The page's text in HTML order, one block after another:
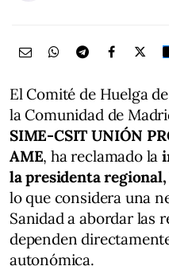
El Comité de Huelga
la Comunidad de
SIME-CSIT UNIÓN
AME, ha reclamado la
la presidenta
lo que considera una
Sanidad a abordar las
dependen
autonómica.